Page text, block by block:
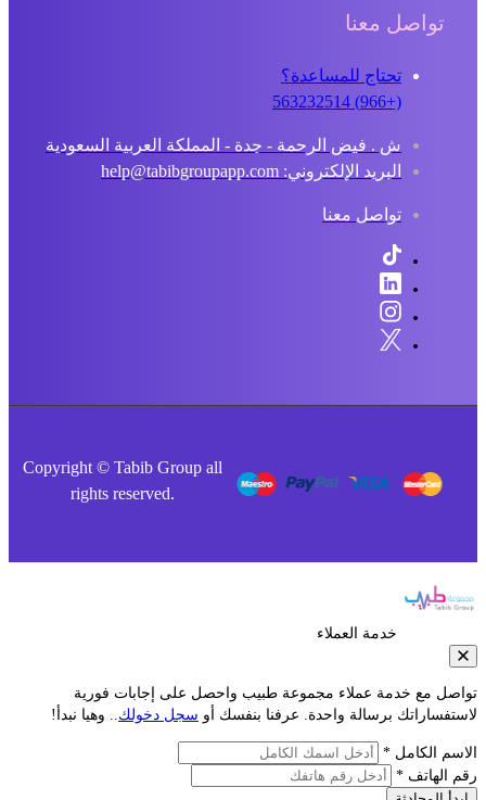
تواصل معنا
تحتاج للمساعدة؟
ش . فيض الرحمة - جدة - المملكة العربية السعودية
البريد الإلكتروني: help@tabibgroupapp.com
تواصل معنا
Copyright © Tabib Group all
rights reserved.
خدمة العملاء
مع خدمة عملاء مجموعة طبيب واحصل على إجابات فورية
برسالة واحدة. عرفنا بنفسك أوسجل دخولك.. وهيا نبدأ!
الكامل *
الهاتف *